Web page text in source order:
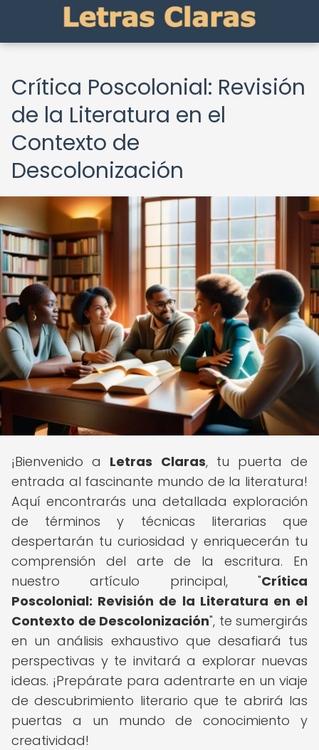
Crítica Poscolonial: Revisión
de la Literatura en el
Contexto de
Descolonización
¡Bienvenido a Letras Claras, tu puerta de
entrada al fascinante mundo de la literatura!
Aquí encontrarás una detallada exploración
de términos y técnicas literarias que
despertarán tu curiosidad y enriquecerán tu
comprensión del arte de la escritura. En
nuestro artículo principal, "Crítica
Poscolonial: Revisión de la Literatura en el
Contexto de Descolonización", te sumergirás
en un análisis exhaustivo que desafiará tus
perspectivas y te invitará a explorar nuevas
ideas. ¡Prepárate para adentrarte en un viaje
de descubrimiento literario que te abrirá las
puertas a un mundo de conocimiento y
creatividad!